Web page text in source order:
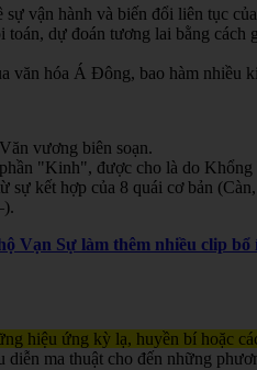
vận hành và biến đổi liên tục
toán, dự đoán tương lai bằng
văn hóa Á Đông, bao hàm nhiều
vương biên soạn.
"Kinh", được cho là do Khổng
sự kết hợp của 8 quái cơ bản
Vạn Sự làm thêm nhiều clip
hiệu ứng kỳ lạ, huyền bí hoặc
diễn ma thuật cho đến những